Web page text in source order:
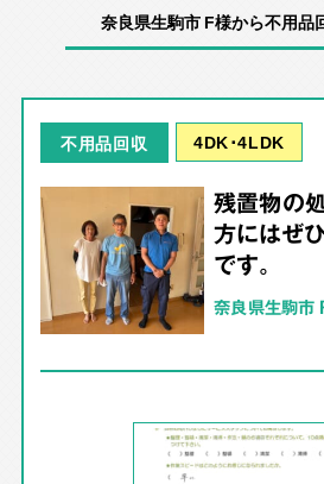
奈良県生駒市 F様から不用品
不用品回収 4DK･4LDK
残置物の
方にはぜ
です。
奈良県生駒市